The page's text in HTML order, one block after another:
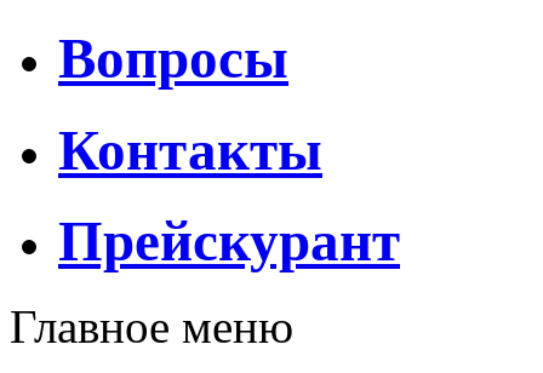
Вопросы
Контакты
Прейскурант
Главное меню